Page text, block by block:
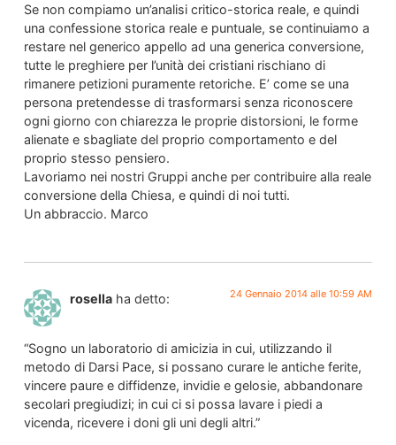
Se non compiamo un’analisi critico-storica reale, e quindi
una confessione storica reale e puntuale, se continuiamo a
restare nel generico appello ad una generica conversione,
tutte le preghiere per l’unità dei cristiani rischiano di
rimanere petizioni puramente retoriche. E’ come se una
persona pretendesse di trasformarsi senza riconoscere
ogni giorno con chiarezza le proprie distorsioni, le forme
alienate e sbagliate del proprio comportamento e del
proprio stesso pensiero.
Lavoriamo nei nostri Gruppi anche per contribuire alla reale
conversione della Chiesa, e quindi di noi tutti.
Un abbraccio. Marco
rosella ha detto: 24 Gennaio 2014 alle 10:59 AM
“Sogno un laboratorio di amicizia in cui, utilizzando il
metodo di Darsi Pace, si possano curare le antiche ferite,
vincere paure e diffidenze, invidie e gelosie, abbandonare
secolari pregiudizi; in cui ci si possa lavare i piedi a
vicenda, ricevere i doni gli uni degli altri.”